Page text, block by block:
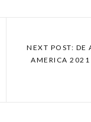
NEXT POST: DE
AMERICA 2021